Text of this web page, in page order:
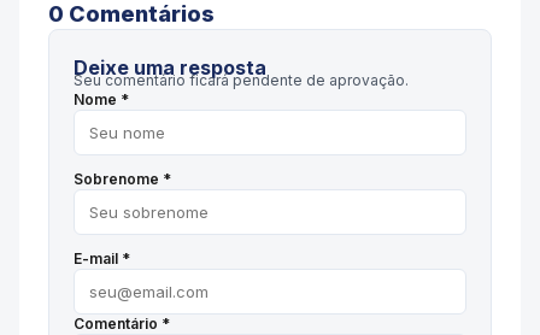
0 Comentários
Deixe uma resposta
Seu comentário ficará pendente de aprovação.
Nome *
Sobrenome *
E-mail *
Comentário *